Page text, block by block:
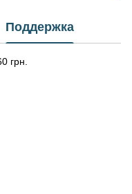
Поддержка
грн.